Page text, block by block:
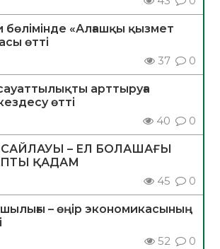
бөлімінде «Алғашқы қызмет
өтті
37 0
арттыруға
өтті
40 0
– ЕЛ БОЛАШАҒЫ
ҚАДАМ
45 0
– өңір экономикасының
52 0